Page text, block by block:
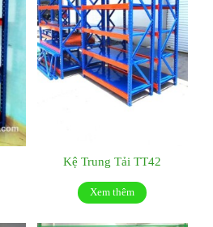
Kệ Trung Tải TT42
Xem thêm